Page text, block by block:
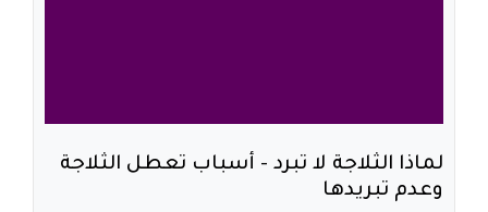
لماذا الثلاجة لا تبرد - أسباب تعطل الثلاجة
وعدم تبريدها